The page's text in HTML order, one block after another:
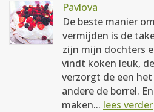
Pavlova
De beste manier
vermijden is de
zijn mijn dochters
vindt koken leuk,
verzorgt de een
andere de borrel.
maken... lees verder